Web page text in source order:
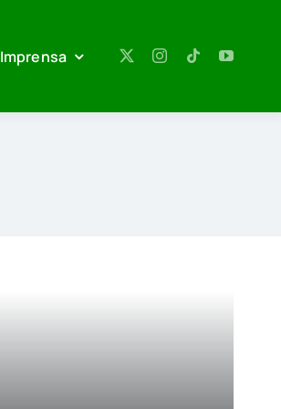
Imprensa